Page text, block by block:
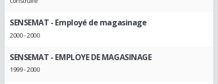
SENSEMAT - Employé de magasinage
2000 - 2000
SENSEMAT - EMPLOYE DE MAGASINAGE
1999 - 2000